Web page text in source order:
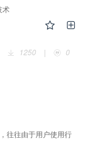
术对不同负荷下房
，当系统制热量为2~5
；制冷模式下，当
原型机提升了
蒸发技术可使空调器
术
1250 | 0
往往由于用户使用行